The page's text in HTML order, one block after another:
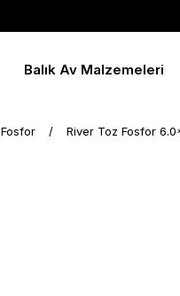
Balık Av Malzemeleri
Fosfor River Toz Fosfor